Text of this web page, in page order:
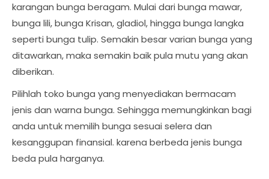
karangan bunga beragam. Mulai dari bunga mawar,
bunga lili, bunga Krisan, gladiol, hingga bunga langka
seperti bunga tulip. Semakin besar varian bunga yang
ditawarkan, maka semakin baik pula mutu yang akan
diberikan.
Pilihlah toko bunga yang menyediakan bermacam
jenis dan warna bunga. Sehingga memungkinkan bagi
anda untuk memilih bunga sesuai selera dan
kesanggupan finansial. karena berbeda jenis bunga
beda pula harganya.